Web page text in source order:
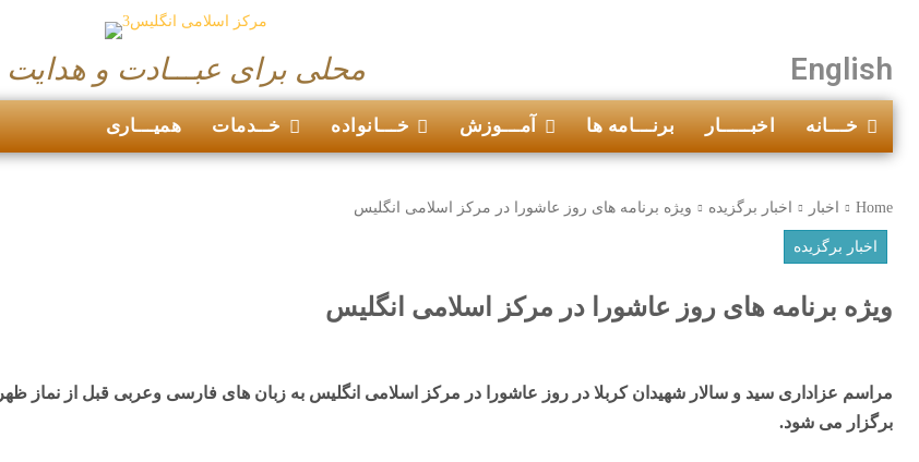
محلی برای عبـــادت و هدایت English
همیـــاری خــدمات خـــانواده آمـــوزش برنـــامه ها اخبـــــار خـــانه
Home اخبار اخبار برگزیده ویژه برنامه های روز عاشورا در مرکز اسلامی انگلیس
اخبار برگزیده
ویژه برنامه های روز عاشورا در مرکز اسلامی انگلیس
مراسم عزاداری سید و سالار شهیدان کربلا در روز عاشورا در مرکز اسلامی انگلیس به زبان های فارسی وعربی قبل از نماز ظهر
برگزار می شود.